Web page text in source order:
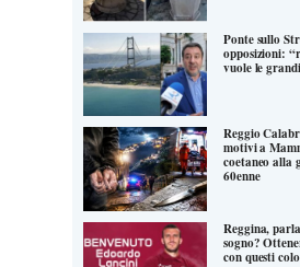
Ponte sullo
opposizioni:
vuole le
Reggio
motivi a
coetaneo alla
60enne
Reggina,
sogno?
con questi